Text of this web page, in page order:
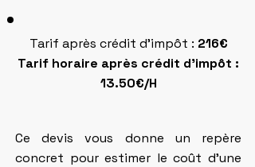
Tarif après crédit d'impôt : 216€
Tarif horaire après crédit d'impôt :
13.50€/H
Ce devis vous donne un repère
concret pour estimer le coût d'une